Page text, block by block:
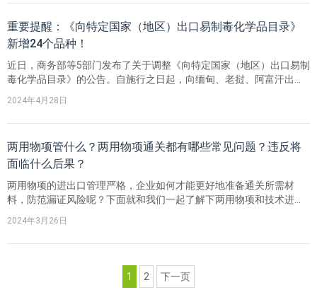
重要提醒：《向特定国家（地区）出口易制毒化学品目录》
新增24个品种！
近日，商务部等5部门发布了关于调整《向特定国家（地区）出口易制
毒化学品目录》的公告。自施行之日起，向缅甸、老挝、阿富汗出口
附件目录所列化学品的，应按照《向特定国家（地区）出口易制毒化
学品暂行管理规定》申请两用物项和技术出口许可证，向其他国家
（地区）出口无需申请许可。
2024年4月28日
两用物项管什么？两用物项通关都有哪些常见问题？违反将
面临什么后果？
两用物项的进出口管理严格，企业如何才能更好地准备通关所需材
料，防范漏证风险呢？下面就和我们一起了解下两用物项和技术进出
口许可证相关知识吧，例如两用物项管什么？两用物项通关都有哪些
常见问题？违反将面临什么后果？
2024年3月26日
1 2 下一页